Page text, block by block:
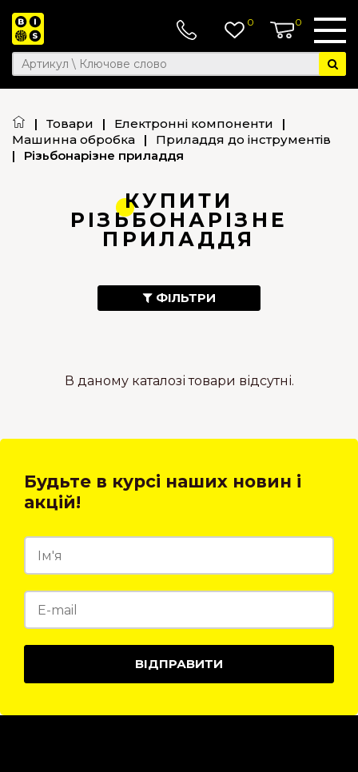
0 0
| Товари | Електронні компоненти
|
Машинна обробка
|
Приладдя до інструментів
|
Різьбонарізне приладдя
КУПИТИ
РІЗЬБОНАРІЗНЕ
ПРИЛАДДЯ
ФІЛЬТРИ
В даному каталозі товари відсутні.
Будьте в курсі наших новин і
акцій!
ВІДПРАВИТИ